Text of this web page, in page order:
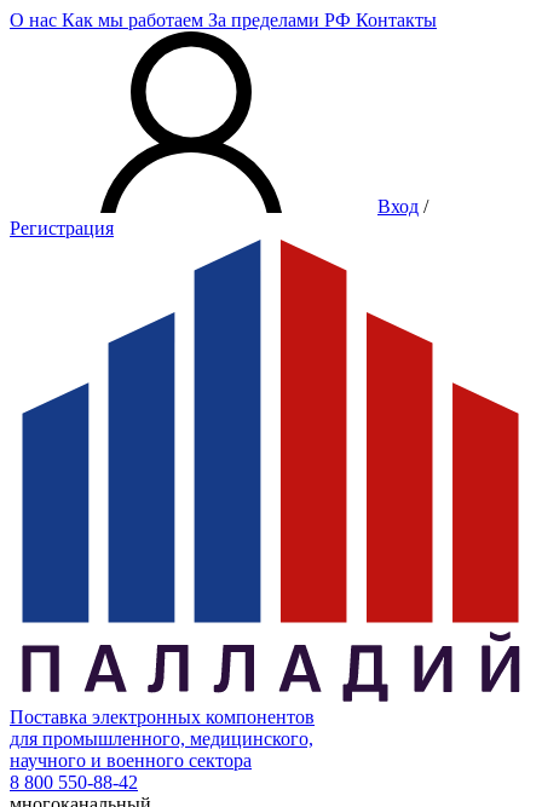
О нас Как мы работаем За пределами РФ Контакты
Вход /
Регистрация
Поставка электронных компонентов
для промышленного, медицинского,
научного и военного сектора
8 800 550-88-42